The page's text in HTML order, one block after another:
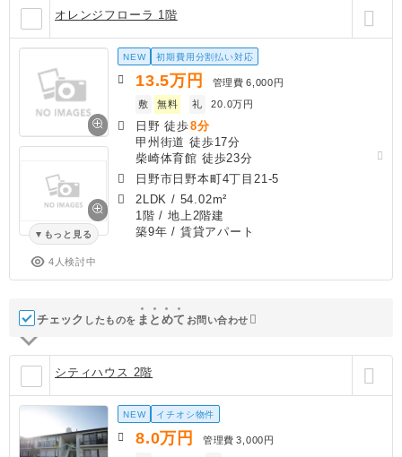
オレンジフローラ 1階
もっと見る
4人検討中
NEW 初期費用分割払い対応
13.5万円 管理費 6,000円
敷
無料 礼 20.0万円
日野 徒歩8分
甲州街道 徒歩17分
柴崎体育館 徒歩23分
日野市日野本町4丁目21-5
2LDK / 54.02m²
1階 / 地上2階建
築9年 / 賃貸アパート
チェック したものを ま と めて お問い合わせ
シティハウス 2階
NEW イチオシ物件
8.0万円 管理費 3,000円